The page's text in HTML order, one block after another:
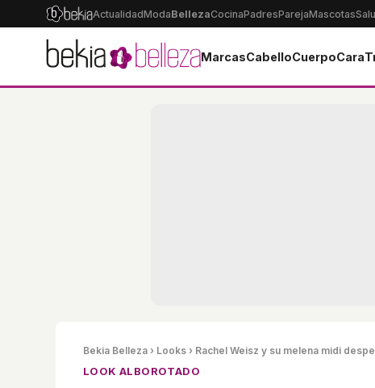
ActualidadModaBellezaCocinaPadresParejaMascotas
MarcasCabelloCuerpoCara
Bekia Belleza › Looks › Rachel Weisz y su melena midi
LOOK ALBOROTADO